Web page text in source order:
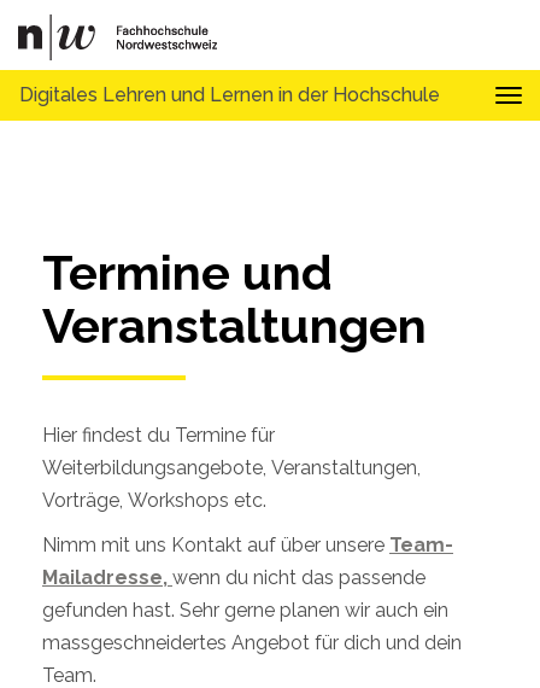
Digitales Lehren und Lernen in der Hochschule
Termine und
Veranstaltungen
Hier findest du Termine für
Weiterbildungsangebote, Veranstaltungen,
Vorträge, Workshops etc.
Nimm mit uns Kontakt auf über unsere Team-
Mailadresse, wenn du nicht das passende
gefunden hast. Sehr gerne planen wir auch ein
massgeschneidertes Angebot für dich und dein
Team.